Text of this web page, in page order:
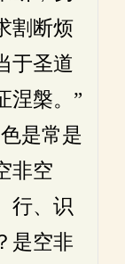
割断烦
于圣道
涅槃。”
是常是
非空
行、识
是空非